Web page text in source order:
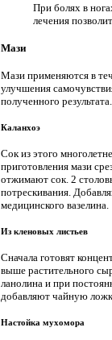
При болях в
лечения
Мази
Мази применяются в
улучшения
полученного
Каланхоэ
Сок из этого
приготовления мази
отжимают сок. 2
потрескивания.
медицинского вазелина.
Из кленовых листьев
Сначала готовят
выше растительного
ланолина и при
добавляют чайную
Настойка мухомора